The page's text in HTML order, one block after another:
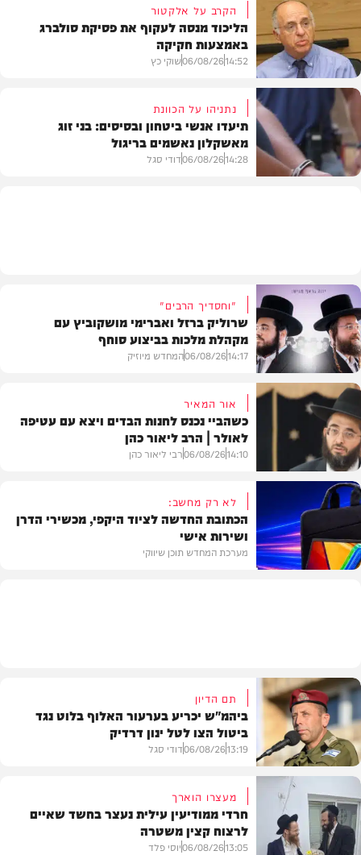
בריאות
פוליטי
הקרב על אלקטור
הליכוד מנסה לעקוף את פסיקת סולברג
באמצעות חקיקה
14:52
06/08/26שוקי כץ
נתניהו על הכוונת
תיעדו אנשי ביטחון ובסיסים: בני זוג
מאשקלון נאשמים בריגול
14:28
06/08/26דודי סגל
סינגלים
"וחסדיך הרבים"
שרוליק ברזל ואברימי מושקוביץ עם
מקהלת מלכות בביצוע סוחף
14:17
06/08/26המחדש מיוזיק
וידאו
אור המאיר
כשהביי נכנס לחנות הבדים ויצא עם עטיפה
לאולר | הרב ליאור כהן
14:10
06/08/26רבי ליאור כהן
לא רק מחשב:
הכתובת החדשה לציוד היקפי, מכשירי הדרן
ושירות אישי
מערכת המחדש תוכן שיווקי
משפט
תם הדיון
ביהמ"ש יכריע בערעור האלוף בלוט נגד
ביטול הצו לטל ינון דרדיק
13:19
06/08/26דודי סגל
מעצרו הוארך
חרדי ממודיעין עילית נעצר בחשד שאיים
לרצוח קצין משטרה
13:05
06/08/26יוסי פלד